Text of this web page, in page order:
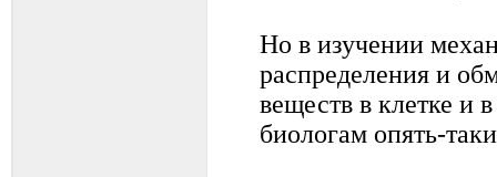
Но в изучении
распределения и
веществ в клетке и
биологам опять-